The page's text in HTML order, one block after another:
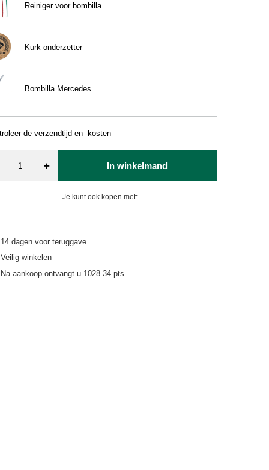
Reiniger voor bombilla
Kurk onderzetter
Bombilla Mercedes
de verzendtijd en -kosten
+ In winkelmand
Je kunt ook kopen met:
14 dagen voor teruggave
Veilig winkelen
Na aankoop ontvangt u 1028.34 pts.